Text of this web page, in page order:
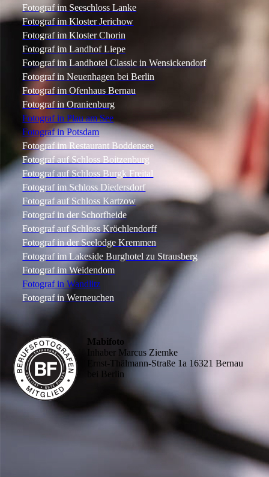
Fotograf im Seeschloss Lanke
Fotograf im Kloster Jerichow
Fotograf im Kloster Chorin
Fotograf im Landhof Liepe
Fotograf im Landhotel Classic in Wensickendorf
Fotograf in Neuenhagen bei Berlin
Fotograf im Ofenhaus Bernau
Fotograf in Oranienburg
Fotograf in Plau am See
Fotograf in Potsdam
Fotograf im Restaurant Boddensee
Fotograf auf Schloss Boitzenburg
Fotograf auf Schloss Burgk Freital
Fotograf im Schloss Diedersdorf
Fotograf auf Schloss Kartzow
Fotograf in der Schorfheide
Fotograf auf Schloss Kröchlendorff
Fotograf in der Seelodge Kremmen
Fotograf im Lakeside Burghotel zu Strausberg
Fotograf im Weidendom
Fotograf in Wandlitz
Fotograf in Werneuchen
Mabifoto
Inhaber Marcus Ziemke
Ernst-Thälmann-Straße 1a 16321 Bernau
bei Berlin